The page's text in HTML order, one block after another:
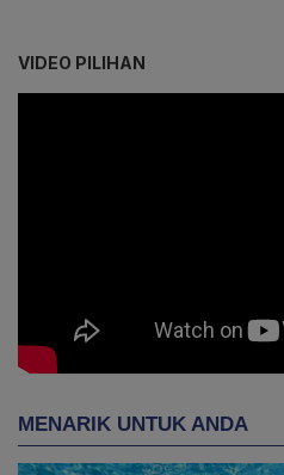
VIDEO PILIHAN